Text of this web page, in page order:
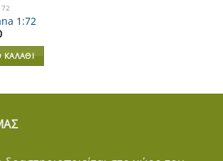
1:72
ΚΑΛΆΘΙ